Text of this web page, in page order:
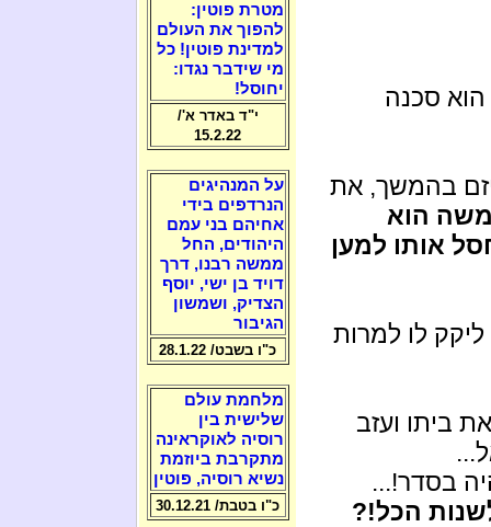
סכנה
בהמשך, את
הוא
אותו למען
לו למרות
ביתו ועזב
בסדר!...
הכל!?
מטרת פוטין:
להפוך את העולם
למדינת פוטין! כל
מי שידבר נגדו:
יחוסל!
י"ד באדר א'/
15.2.22
על המנהיגים
הנרדפים בידי
אחיהם בני עמם
היהודים, החל
ממשה רבנו, דרך
דויד בן ישי, יוסף
הצדיק, ושמשון
הגיבור
כ"ו בשבט/ 28.1.22
מלחמת עולם
שלישית בין
רוסיה לאוקראינה
מתקרבת ביוזמת
נשיא רוסיה, פוטין
כ"ו בטבת/ 30.12.21